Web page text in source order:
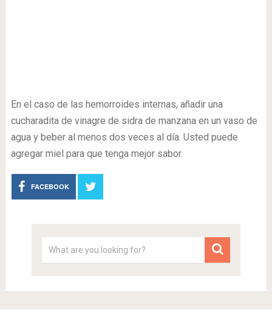
En el caso de las hemorroides internas, añadir una
cucharadita de vinagre de sidra de manzana en un vaso de
agua y beber al menos dos veces al día. Usted puede
agregar miel para que tenga mejor sabor.
FACEBOOK